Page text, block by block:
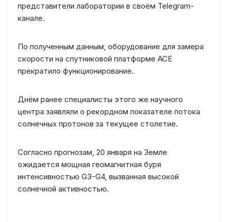
представители лаборатории в своём Telegram-
канале.
По полученным данным, оборудование для замера
скорости на спутниковой платформе ACE
прекратило функционирование.
Днём ранее специалисты этого же научного
центра заявляли о рекордном показателе потока
солнечных протонов за текущее столетие.
Согласно прогнозам, 20 января на Земле
ожидается мощная геомагнитная буря
интенсивностью G3-G4, вызванная высокой
солнечной активностью.